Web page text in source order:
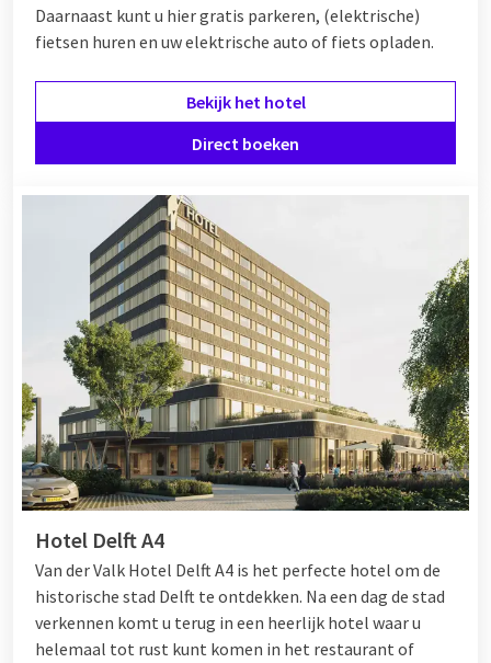
Daarnaast kunt u hier gratis parkeren, (elektrische)
fietsen huren en uw elektrische auto of fiets opladen.
Bekijk het hotel
Direct boeken
Hotel Delft A4
Van der Valk Hotel Delft A4 is het perfecte hotel om de
historische stad Delft te ontdekken. Na een dag de stad
verkennen komt u terug in een heerlijk hotel waar u
helemaal tot rust kunt komen in het restaurant of